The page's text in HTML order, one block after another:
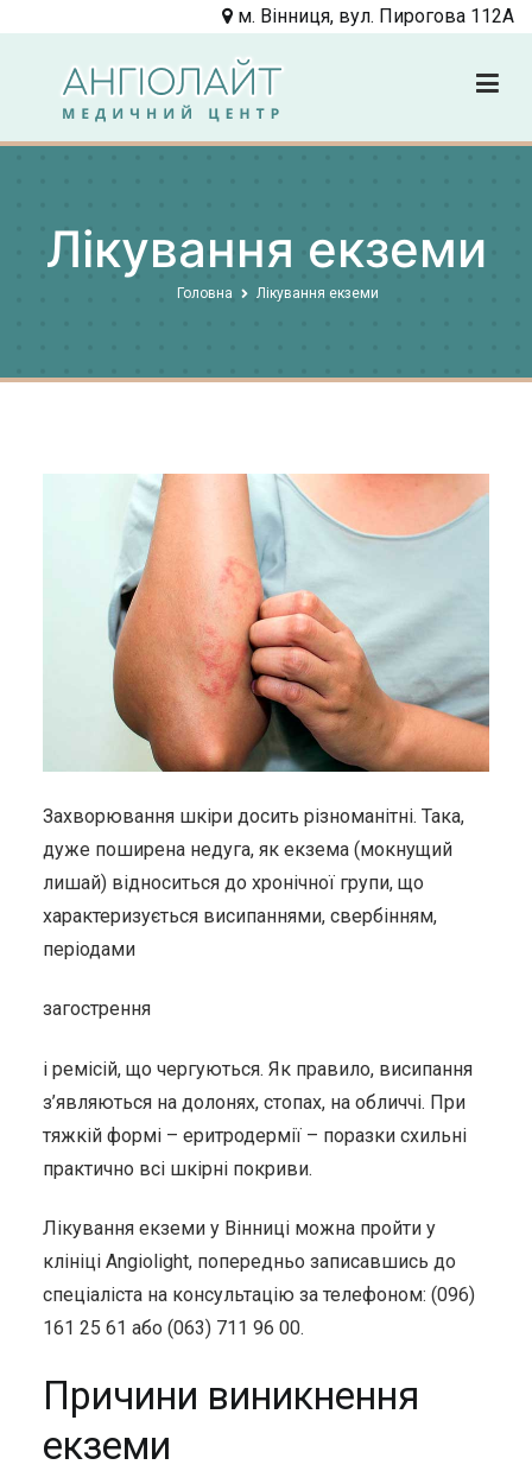
м. Вінниця, вул. Пирогова 112А
Angiolight
Клиника
Лікування екземи
Головна Лікування екземи
Захворювання шкіри досить різноманітні. Така,
дуже поширена недуга, як екзема (мокнущий
лишай) відноситься до хронічної групи, що
характеризується висипаннями, свербінням,
періодами
загострення
і ремісій, що чергуються. Як правило, висипання
з’являються на долонях, стопах, на обличчі. При
тяжкій формі – еритродермії – поразки схильні
практично всі шкірні покриви.
Лікування екземи у Вінниці можна пройти у
клініці Angiolight, попередньо записавшись до
спеціаліста на консультацію за телефоном: (096)
161 25 61 або (063) 711 96 00.
Причини виникнення
екземи